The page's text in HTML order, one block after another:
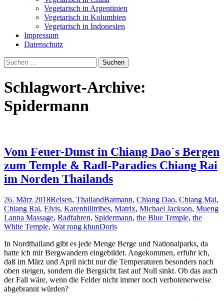
Vegetarisch in Argentinien
Vegetarisch in Kolumbien
Vegetarisch in Indonesien
Impressum
Datenschutz
Suchen
nach:
Schlagwort-Archive:
Spidermann
Vom Feuer-Dunst in Chiang Dao´s Bergen
zum Temple & Radl-Paradies Chiang Rai
im Norden Thailands
26. März 2018Reisen, ThailandBatmann, Chiang Dao, Chiang Mai,
Chiang Rai, Elvis, Karenhilltribes, Matrix, Michael Jackson, Mueng
Lanna Massage, Radfahren, Spidermann, the Blue Temple, the
White Temple, Wat rong khunDoris
In Nordthailand gibt es jede Menge Berge und Nationalparks, da
hatte ich mir Bergwandern eingebildet. Angekommen, erfuhr ich,
daß im März und April nicht nur die Temperaturen besonders nach
oben steigen, sondern die Bergsicht fast auf Null sinkt. Ob das auch
der Fall wäre, wenn die Felder nicht immer noch verbotenerweise
abgebrannt würden?